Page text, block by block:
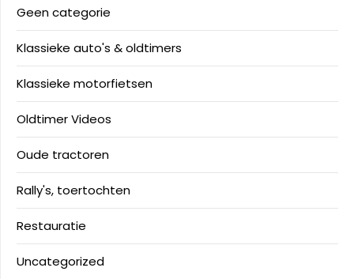
Geen categorie
Klassieke auto's & oldtimers
Klassieke motorfietsen
Oldtimer Videos
Oude tractoren
Rally's, toertochten
Restauratie
Uncategorized